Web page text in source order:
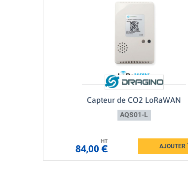
Capteur de CO2 LoRaWAN
AQS01-L
HT
84,00 € AJOUTER
Loading...